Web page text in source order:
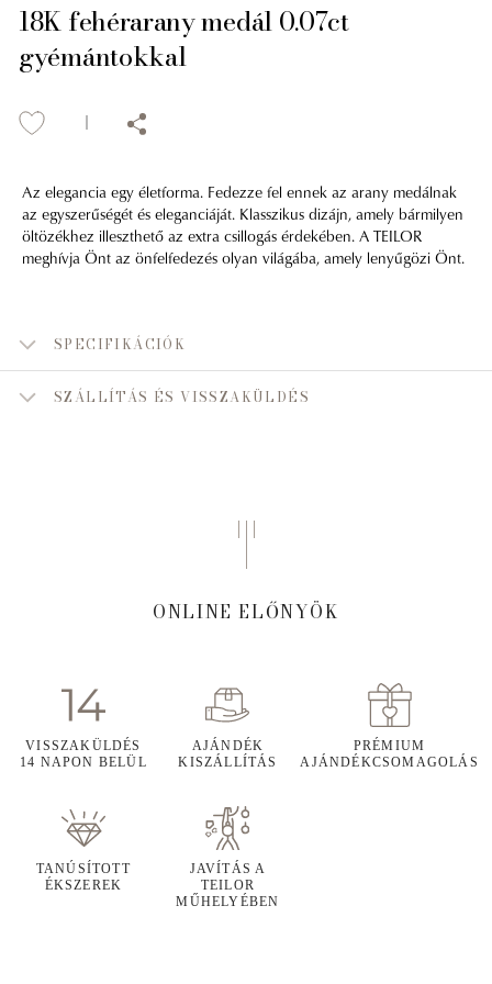
18K fehérarany medál 0.07ct
gyémántokkal
Az elegancia egy életforma. Fedezze fel ennek az arany medálnak
az egyszerűségét és eleganciáját. Klasszikus dizájn, amely bármilyen
öltözékhez illeszthető az extra csillogás érdekében. A TEILOR
meghívja Önt az önfelfedezés olyan világába, amely lenyűgözi Önt.
SPECIFIKÁCIÓK
SZÁLLÍTÁS ÉS VISSZAKÜLDÉS
ONLINE ELŐNYÖK
VISSZAKÜLDÉS
14 NAPON BELÜL
AJÁNDÉK
KISZÁLLÍTÁS
PRÉMIUM
AJÁNDÉKCSOMAGOLÁS
TANÚSÍTOTT
ÉKSZEREK
JAVÍTÁS A
TEILOR
MŰHELYÉBEN